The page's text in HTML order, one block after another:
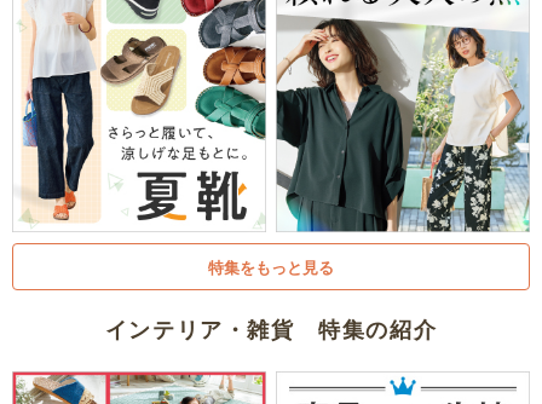
特集をもっと見る
インテリア・雑貨 特集の紹介